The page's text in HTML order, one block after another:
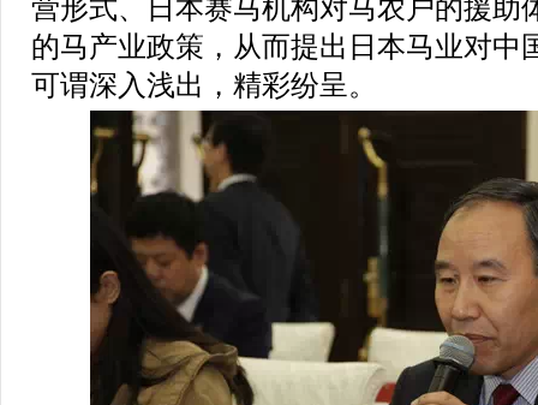
营形式、日本赛马机构对马农户的援助
的马产业政策，从而提出日本马业对中
可谓深入浅出，精彩纷呈。